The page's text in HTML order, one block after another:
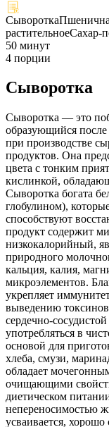
Сыворотка
растительноеСахар-
50 минут
4 порции
Сыворотка
Сыворотка — это
образующийся
при производстве
продуктов. Она
цвета с тонким
кислинкой,
Сыворотка богата
глобулином),
способствуют
продукт содержит
низкокалорийный,
природного
кальция, калия,
микроэлементов.
укрепляет
выведению
сердечно-
употребляться в
основой для
хлеба, смузи,
обладает
очищающими
диетическом
непереносимостью
усваивается,